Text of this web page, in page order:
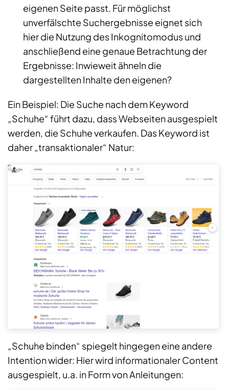
eigenen Seite passt. Für möglichst
unverfälschte Suchergebnisse eignet sich
hier die Nutzung des Inkognitomodus und
anschließend eine genaue Betrachtung der
Ergebnisse: Inwieweit ähneln die
dargestellten Inhalte den eigenen?
Ein Beispiel: Die Suche nach dem Keyword
„Schuhe“ führt dazu, dass Webseiten ausgespielt
werden, die Schuhe verkaufen. Das Keyword ist
daher „transaktionaler“ Natur:
„Schuhe binden“ spiegelt hingegen eine andere
Intention wider: Hier wird informationaler Content
ausgespielt, u.a. in Form von Anleitungen: